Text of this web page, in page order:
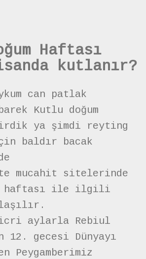
Haftası
kutlanır?
can patlak
Kutlu doğum
ya şimdi reyting
baldır bacak
mucahit sitelerinde
haftası ile ilgili
aylarla Rebiul
12. gecesi Dünyayı
Peygamberimiz